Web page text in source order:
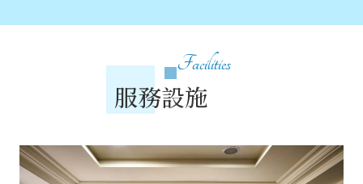
Facilities
服務設施